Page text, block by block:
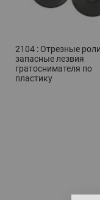
2104 : Отрезные
запасные лезвия
гратоснимателя по
пластику